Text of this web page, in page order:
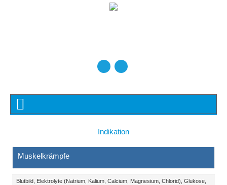
Indikation
Muskelkrämpfe
Blutbild, Elektrolyte (Natrium, Kalium, Calcium, Magnesium, Chlorid), Glukose,